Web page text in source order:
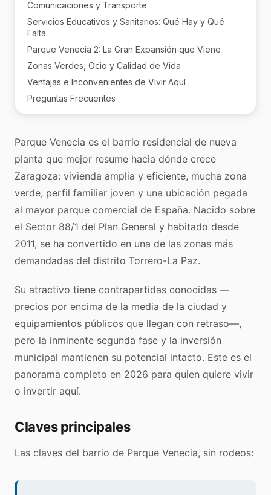
Comunicaciones y Transporte
Servicios Educativos y Sanitarios: Qué Hay y Qué
Falta
Parque Venecia 2: La Gran Expansión que Viene
Zonas Verdes, Ocio y Calidad de Vida
Ventajas e Inconvenientes de Vivir Aquí
Preguntas Frecuentes
Parque Venecia es el barrio residencial de nueva
planta que mejor resume hacia dónde crece
Zaragoza: vivienda amplia y eficiente, mucha zona
verde, perfil familiar joven y una ubicación pegada
al mayor parque comercial de España. Nacido sobre
el Sector 88/1 del Plan General y habitado desde
2011, se ha convertido en una de las zonas más
demandadas del distrito Torrero-La Paz.
Su atractivo tiene contrapartidas conocidas —
precios por encima de la media de la ciudad y
equipamientos públicos que llegan con retraso—,
pero la inminente segunda fase y la inversión
municipal mantienen su potencial intacto. Este es el
panorama completo en 2026 para quien quiere vivir
o invertir aquí.
Claves principales
Las claves del barrio de Parque Venecia, sin rodeos: